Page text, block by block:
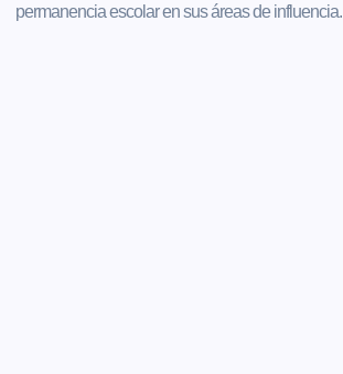
permanencia escolar en sus áreas de influencia.